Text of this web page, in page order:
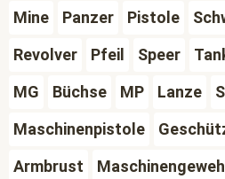
Mine
Panzer Pistole
Revolver
Pfeil Speer
MG
Büchse MP Lanze
Maschinenpistole
Armbrust